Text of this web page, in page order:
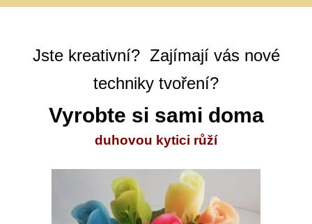
Jste kreativní? Zajímají vás nové
techniky tvoření?
Vyrobte si sami doma
duhovou kytici růží